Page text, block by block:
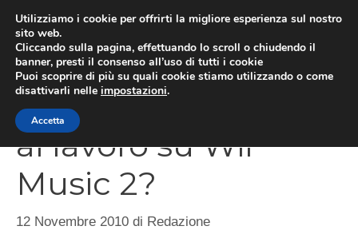
contenuto
Shigeru Miyamoto
al lavoro su Wii
Music 2?
12 Novembre 2010 di Redazione
Utilizziamo i cookie per offrirti la migliore esperienza sul nostro
sito web.
Cliccando sulla pagina, effettuando lo scroll o chiudendo il
banner, presti il consenso all’uso di tutti i cookie
Puoi scoprire di più su quali cookie stiamo utilizzando o come
disattivarli nelle impostazioni.
Accetta